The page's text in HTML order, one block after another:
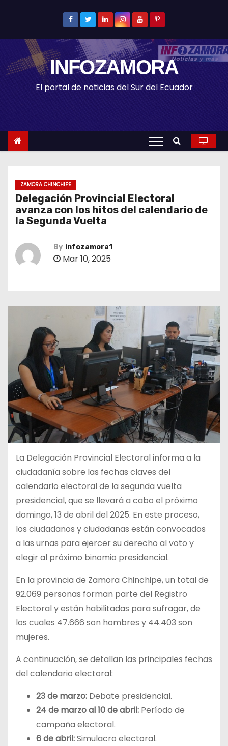
t
e
INFOZAMORA
El portal de noticias del Sur del Ecuador
ZAMORA CHINCHIPE
Delegación Provincial Electoral
avanza con los hitos del calendario de
la Segunda Vuelta
By infozamora1
Mar 10, 2025
La Delegación Provincial Electoral informa a la
ciudadanía sobre las fechas claves del
calendario electoral de la segunda vuelta
presidencial, que se llevará a cabo el próximo
domingo, 13 de abril del 2025. En este proceso,
los ciudadanos y ciudadanas están convocados
a las urnas para ejercer su derecho al voto y
elegir al próximo binomio presidencial.
En la provincia de Zamora Chinchipe, un total de
92.069 personas forman parte del Registro
Electoral y están habilitadas para sufragar, de
los cuales 47.666 son hombres y 44.403 son
mujeres.
A continuación, se detallan las principales fechas
del calendario electoral:
23 de marzo: Debate presidencial.
24 de marzo al 10 de abril: Período de
campaña electoral.
6 de abril:Simulacro electoral.